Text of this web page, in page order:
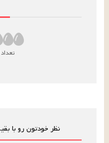
نظر خودتون رو با